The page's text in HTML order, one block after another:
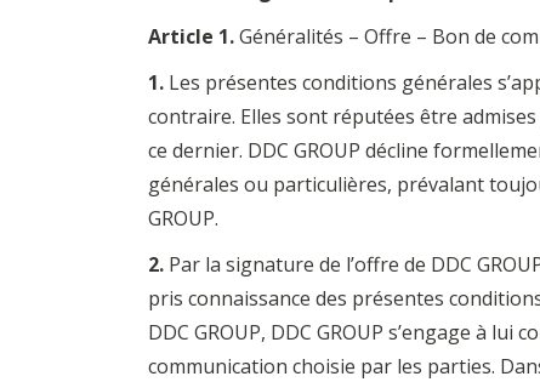
Article 1.Généralités – Offre – Bon de
1. Les présentes conditions générales
contraire. Elles sont réputées être
ce dernier. DDC GROUP décline
générales ou particulières, prévalant
GROUP.
2. Par la signature de l’offre de DDC
pris connaissance des présentes
DDC GROUP, DDC GROUP s’engage à
communication choisie par les parties.